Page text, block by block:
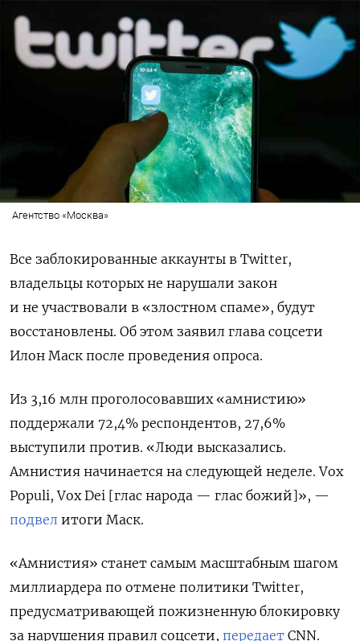
Агентство «Москва»
Все заблокированные аккаунты в Twitter,
владельцы которыхне нарушали закон
и не участвовали в «злостном спаме», будут
восстановлены. Об этом заявил глава соцсети
Илон Маск после проведения опроса.
Из 3,16 млн проголосовавших «амнистию»
поддержали 72,4% респондентов, 27,6%
выступили против. «Люди высказались.
Амнистия начинается на следующей неделе. Vox
Populi, Vox Dei [глас народа — глас божий]», —
подвел итоги Маск.
«Амнистия» станет самым масштабным шагом
миллиардера по отмене политики Twitter,
предусматривающей пожизненную блокировку
за нарушения правил соцсети, передает CNN.